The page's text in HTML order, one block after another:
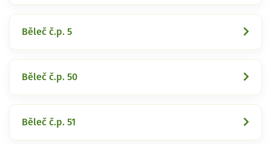
Běleč č.p. 5
Běleč č.p. 50
Běleč č.p. 51